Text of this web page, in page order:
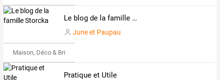
Le blog de la famille Storcka
June et Paupau
Maison, Déco & Bricolage
Pratique et Utile